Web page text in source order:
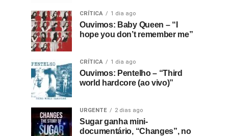
CRÍTICA 1 dia ago
Ouvimos: Baby Queen – “I
hope you don’t remember me”
CRÍTICA 1 dia ago
Ouvimos: Pentelho – “Third
world hardcore (ao vivo)”
URGENTE 2 dias ago
Sugar ganha mini-
documentário, “Changes”, no